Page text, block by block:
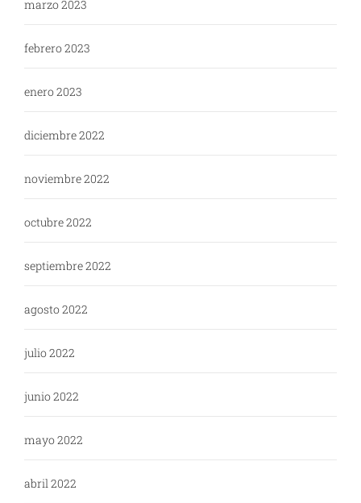
marzo 2023
febrero 2023
enero 2023
diciembre 2022
noviembre 2022
octubre 2022
septiembre 2022
agosto 2022
julio 2022
junio 2022
mayo 2022
abril 2022